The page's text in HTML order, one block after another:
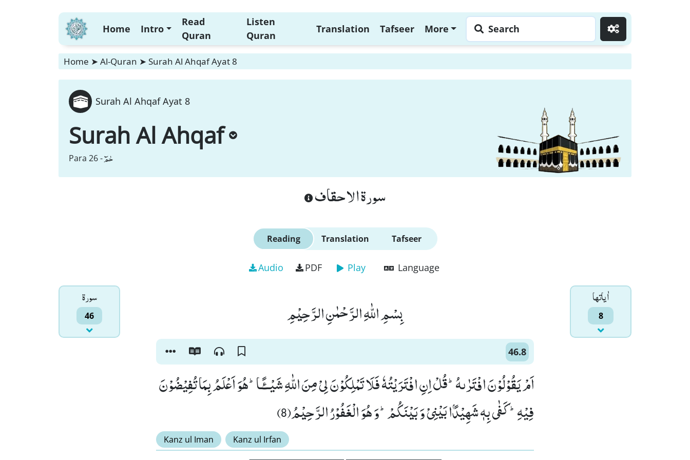
Home Intro
Read
Quran
Listen
Quran
Translation Tafseer More Search
Home ➤ Al-Quran ➤ Surah Al Ahqaf Ayat 8
Surah Al Ahqaf Ayat 8
Surah Al Ahqaf
Para 26 -حٰمٓ
سورة الاحقاف
Reading Translation Tafseer
Audio PDF Play Language
سورۃ
46
اٰياتها
8 بِسْمِ اللّٰهِ الرَّحْمٰنِ الرَّحِیْمِ
46.8
اَمْ یَقُوْلُوْنَ افْتَرٰىهُؕ-قُلْ اِنِ افْتَرَیْتُهٗ فَلَا تَمْلِكُوْنَ لِیْ مِنَ اللّٰهِ شَیْــٴًـاؕ-هُوَ اَعْلَمُ بِمَا تُفِیْضُوْنَ
فِیْهِؕ-كَفٰى بِهٖ شَهِیْدًۢا بَیْنِیْ وَ بَیْنَكُمْؕ-وَ هُوَ الْغَفُوْرُ الرَّحِیْمُ(8)
Kanz ul Iman Kanz ul Irfan